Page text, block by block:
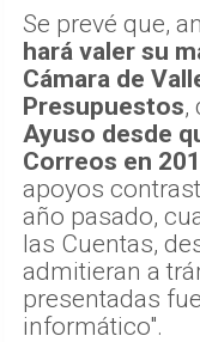
Se prevé que,
hará valer su
Cámara de
Presupuestos,
Ayuso desde
Correos en
apoyos
año pasado,
las Cuentas,
admitieran a
presentadas
informático".